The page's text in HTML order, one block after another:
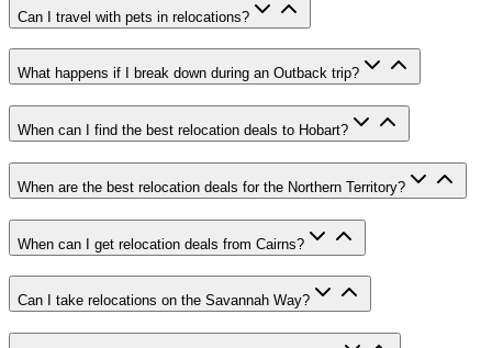
Can I travel with pets in relocations?
What happens if I break down during an Outback trip?
When can I find the best relocation deals to Hobart?
When are the best relocation deals for the Northern Territory?
When can I get relocation deals from Cairns?
Can I take relocations on the Savannah Way?